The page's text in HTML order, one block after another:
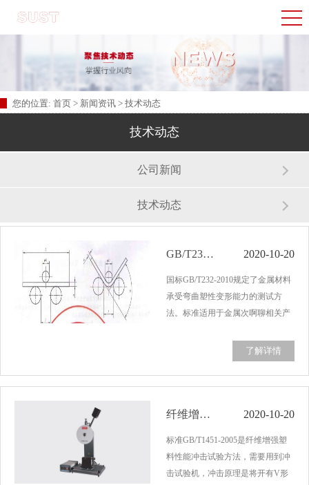
您的位置: 首页 > 新闻资讯 > 技术动态
技术动态
公司新闻
技术动态
​GB/T232-2010试验机做金属弯曲试验 2020-10-20
国标GB/T232-2010规定了金属材料
承受弯曲塑性变形能力的测试方
法。标准适用于金属次啊聊相关产
于金属管材和金属焊接接头的弯曲
试验。通过试验机来完成测试。金
属弯曲试验是以圆形，方形，矩形
了解详情
​纤维增强塑料冲击试验方法GB/T1451-2005 2020-10-20
标准GB/T1451-2005是纤维增强塑
料性能冲击试验方法，需要用到冲
击试验机，冲击原理是将开有V形